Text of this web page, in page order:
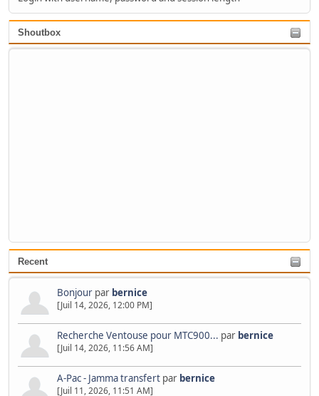
Shoutbox
Recent
Bonjour par bernice
[Juil 14, 2026, 12:00 PM]
Recherche Ventouse pour MTC900... par bernice
[Juil 14, 2026, 11:56 AM]
A-Pac - Jamma transfert par bernice
[Juil 11, 2026, 11:51 AM]